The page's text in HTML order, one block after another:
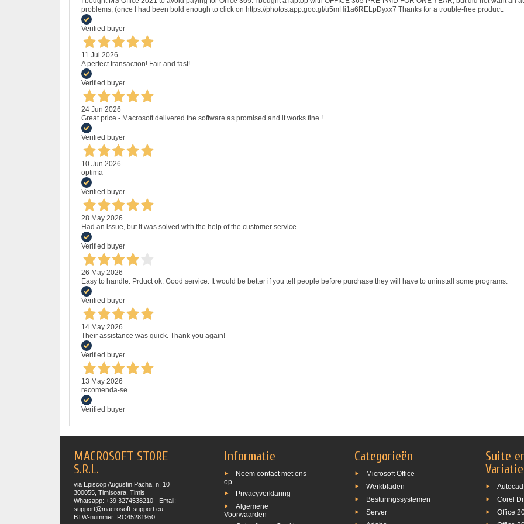
problems, (once I had been bold enough to click on https://photos.app.goo.gl/u5mHi1a6RELpDyxx7 Thanks for a trouble-free product.
Verified buyer
11 Jul 2026
A perfect transaction! Fair and fast!
Verified buyer
24 Jun 2026
Great price - Macrosoft delivered the software as promised and it works fine !
Verified buyer
10 Jun 2026
optima
Verified buyer
28 May 2026
Had an issue, but it was solved with the help of the customer service.
Verified buyer
26 May 2026
Easy to handle. Prduct ok. Good service. It would be better if you tell people before purchase they will have to uninstall some programs.
Verified buyer
14 May 2026
Their assistance was quick. Thank you again!
Verified buyer
13 May 2026
recomenda-se
Verified buyer
MACROSOFT STORE
S.R.L.
via Episcop Augustin Pacha, n. 10
300055, Timisoara, Timis
Whatsapp: +39 3274538210 - Email:
support@macrosoft-support.eu
BTW-nummer: RO45281950
Informatie
Neem contact met ons
op
Privacyverklaring
Algemene
Voorwaarden
Categorieën
Microsoft Office
Werkbladen
Besturingssystemen
Server
Suite
Autocad
Corel
Office